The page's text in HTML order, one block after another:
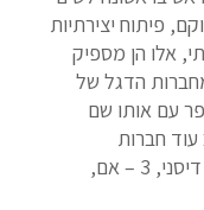
פיתוח יצירתיות
אלו הן מספיק
הדגל של
עם אותו שם
בע"מ" 1994 (אגב עוד חברות
המופיעות בספר הן: יבמ, בואינג, וולט דיסני, 3 – אם,